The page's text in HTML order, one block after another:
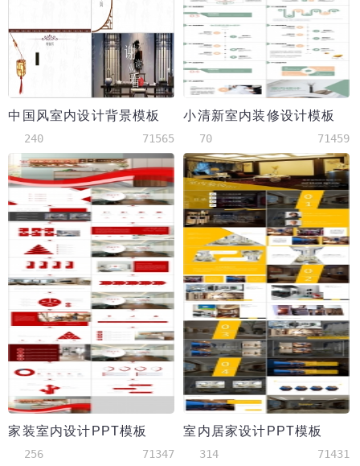
中国风室内设计背景模板
240 71565
小清新室内装修设计模板
70 71459
家装室内设计PPT模板
256 71347
室内居家设计PPT模板
314 71431